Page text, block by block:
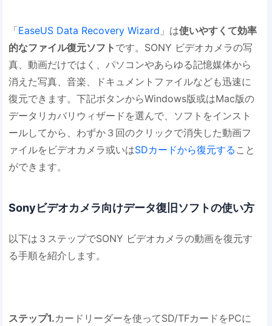
「EaseUS Data Recovery Wizard 」は使いやすくて効率
的なファイル復元ソフト です。SONY ビデオカメラの写
真、動画だけではく、パソコンやあらゆる記憶媒体から
消えた写真、音楽、ドキュメントファイルなども迅速に
復元できます。下記ボタンからWindows版或はMac版の
データリカバリウィザードを選んで、ソフトをインスト
ールしてから、わずか３回のクリックで消失した動画フ
ァイルをビデオカメラ或いはSDカードから復元する こと
ができます。
Sonyビデオカメラ向けデータ復旧ソフトの使い方
以下は３ステップでSONY ビデオカメラの動画を復元す
る手順を紹介します。
ステップ1.カードリーダーを使ってSD/TFカードをPCに